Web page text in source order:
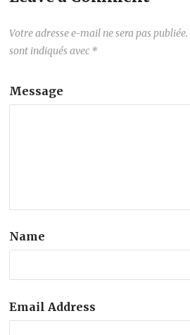
Votre adresse e-mail ne sera pas publiée.
sont indiqués avec *
Message
Name
Email Address